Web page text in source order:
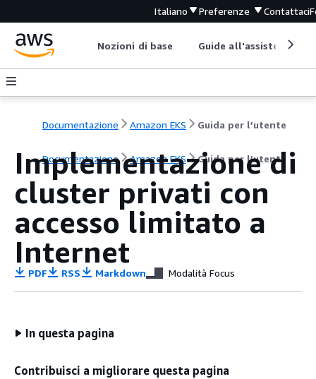
Italiano Preferenze Contattaci
Nozioni di base Guide all'assistenza
Documentazione Amazon EKS Guida per l’utente
Documentazione Amazon EKS Guida per l’utente
Implementazione di
cluster privati con
accesso limitato a
Internet
PDF RSS Markdown Modalità Focus
In questa pagina
Contribuisci a migliorare questa pagina